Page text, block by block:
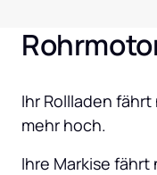
Ihr Rollladen
mehr hoch.
Ihre Markise